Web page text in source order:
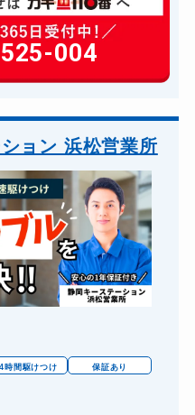
6,600円～(税込)
14,300円～(税込)
14,300円～(税込)
13,200円～(税込)
16,500円～(税込)
8,800円～(税込)
14,300円～(税込)
11,000円～(税込)
8,800円～(税込)
8,800円～(税込)
004
ョン 浜松営業所
時間駆けつけ
保証あり